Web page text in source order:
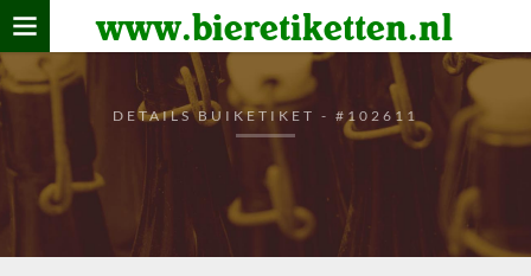
www.bieretiketten.nl
Home
verzamelen
De bierkaart
Bezoekers
DETAILS BUIKETIKET - #102611